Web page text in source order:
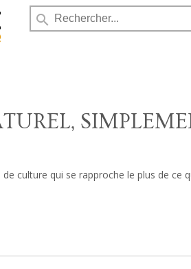
search
culture qui se rapproche le plus de ce